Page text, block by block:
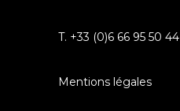
T. +33 (0)6 66 95 50 44
Mentions légales